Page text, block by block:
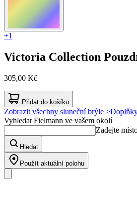
+1
Victoria Collection
305,00 Kč
Přidat do košíku
Zobrazit všechny sluneční brýle >
Vyhledat Fielmann ve vašem okolí
Zadejte
Hledat
Použít aktuální polohu